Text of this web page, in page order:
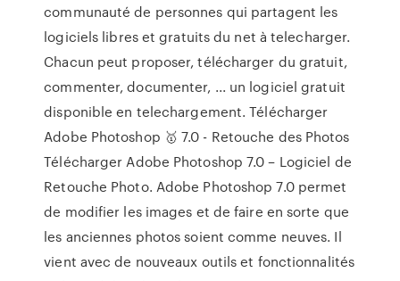
communauté de personnes qui partagent les
logiciels libres et gratuits du net à telecharger.
Chacun peut proposer, télécharger du gratuit,
commenter, documenter, ... un logiciel gratuit
disponible en telechargement. Télécharger
Adobe Photoshop 🥇 7.0 - Retouche des Photos
Télécharger Adobe Photoshop 7.0 – Logiciel de
Retouche Photo. Adobe Photoshop 7.0 permet
de modifier les images et de faire en sorte que
les anciennes photos soient comme neuves. Il
vient avec de nouveaux outils et fonctionnalités